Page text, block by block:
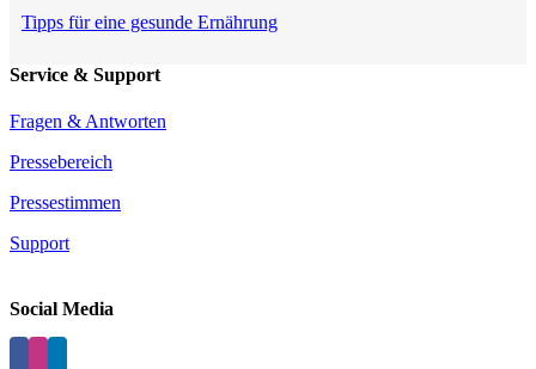
Tipps für eine gesunde Ernährung
Service & Support
Fragen & Antworten
Pressebereich
Pressestimmen
Support
Social Media